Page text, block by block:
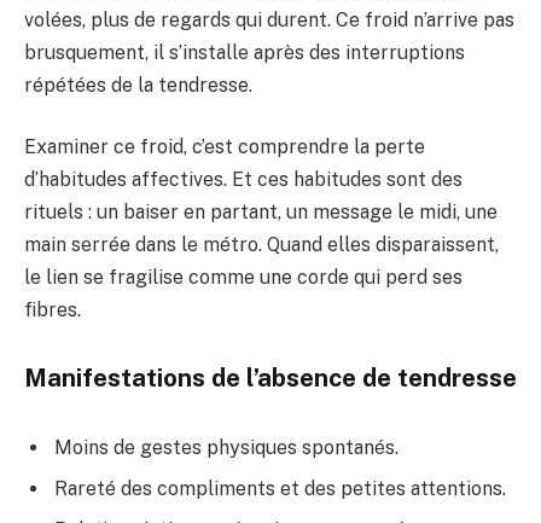
volées, plus de regards qui durent. Ce froid n’arrive pas
brusquement, il s’installe après des interruptions
répétées de la tendresse.
Examiner ce froid, c’est comprendre la perte
d’habitudes affectives. Et ces habitudes sont des
rituels : un baiser en partant, un message le midi, une
main serrée dans le métro. Quand elles disparaissent,
le lien se fragilise comme une corde qui perd ses
fibres.
Manifestations de l’absence de tendresse
Moins de gestes physiques spontanés.
Rareté des compliments et des petites attentions.